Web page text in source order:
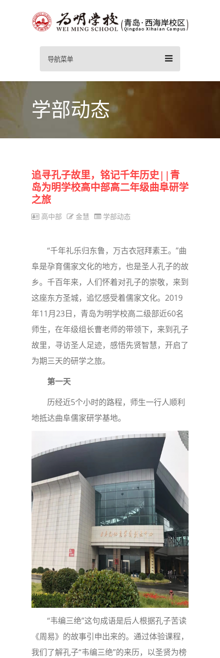
导航菜单
学部动态
追寻孔子故里，铭记千年历史||青
岛为明学校高中部高二年级曲阜研学
之旅
高中部 金慧 学部动态
“千年礼乐归东鲁，万古衣冠拜素王。”曲
阜是孕育儒家文化的地方，也是圣人孔子的故
乡。千百年来，人们怀着对孔子的崇敬，来到
这座东方圣城，追忆感受着儒家文化。2019
年11月23日，青岛为明学校高二级部近60名
师生，在年级组长曹老师的带领下，来到孔子
故里，寻访圣人足迹，感悟先贤智慧，开启了
为期三天的研学之旅。
第一天
历经近5个小时的路程，师生一行人顺利
地抵达曲阜儒家研学基地。
“韦编三绝”这句成语是后人根据孔子苦读
《周易》的故事引申出来的。通过体验课程，
我们了解孔子“韦编三绝”的来历，以圣贤为榜